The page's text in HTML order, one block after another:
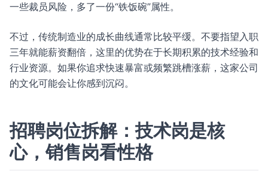
一些裁员风险，多了一份“铁饭碗”属性。
不过，传统制造业的成长曲线通常比较平缓。不要指望入职
三年就能薪资翻倍，这里的优势在于长期积累的技术经验和
行业资源。如果你追求快速暴富或频繁跳槽涨薪，这家公司
的文化可能会让你感到沉闷。
招聘岗位拆解：技术岗是核
心，销售岗看性格